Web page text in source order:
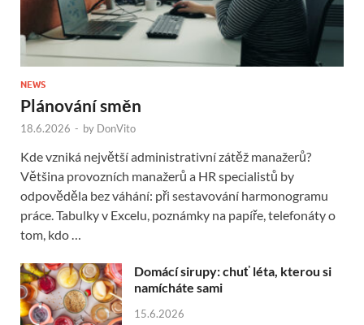
NEWS
Plánování směn
18.6.2026 - by DonVito
Kde vzniká největší administrativní zátěž manažerů?
Většina provozních manažerů a HR specialistů by
odpověděla bez váhání: při sestavování harmonogramu
práce. Tabulky v Excelu, poznámky na papíře, telefonáty o
tom, kdo …
Domácí sirupy: chuť léta, kterou si
namícháte sami
15.6.2026